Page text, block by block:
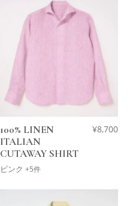
100% LINEN
ITALIAN
CUTAWAY SHIRT
ピンク +5件
¥8,700